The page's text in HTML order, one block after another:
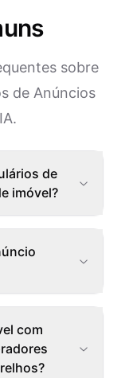
sobre
de Anúncios
de
imóvel?
com